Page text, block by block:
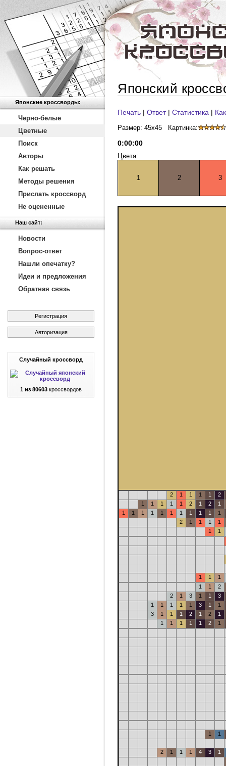
Японские кроссворды:
Черно-белые
Цветные
Поиск
Авторы
Как решать
Методы решения
Прислать кроссворд
Не оцененные
Наш сайт:
Новости
Вопрос-ответ
Нашли опечатку?
Идеи и предложения
Обратная связь
Регистрация
Авторизация
Случайный кроссворд
1 из 80603 кроссвордов
Японский
Печать | Ответ| Статистика |
Размер: 45x45 Картинка:
0:00:00
Цвета:
1 2 3
2 1 1 1 1
2
1
1 1 1 1 2 1 2
1
1
1 1 1 1 1 1 1 1 1
1
2
1 1 1
1
1
1
1 1
1
1
1
2
2
1 3 1 1
3
1
1 1 1 1 3 1
1
3
1 1 1 2 1 2
1
1
1 1 1 1 2 1
1 1
2 1 1 1 4 3 1